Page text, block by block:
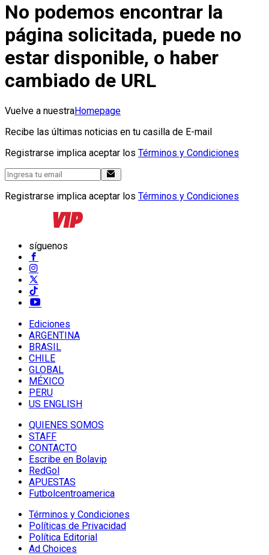
No podemos encontrar la
página solicitada, puede no
estar disponible, o haber
cambiado de URL
Vuelve a nuestraHomepage
Recibe las últimas noticias en tu casilla de E-mail
Registrarse implica aceptar los Términos y Condiciones
Registrarse implica aceptar los Términos y Condiciones
síguenos
Ediciones
ARGENTINA
BRASIL
CHILE
GLOBAL
MÉXICO
PERU
US ENGLISH
QUIENES SOMOS
STAFF
CONTACTO
Escribe en Bolavip
RedGol
APUESTAS
Futbolcentroamerica
Términos y Condiciones
Políticas de Privacidad
Política Editorial
Ad Choices